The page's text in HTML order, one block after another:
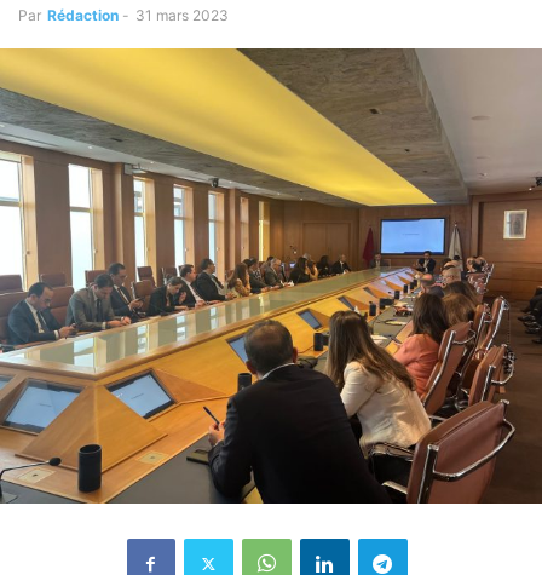
Par Rédaction - 31 mars 2023